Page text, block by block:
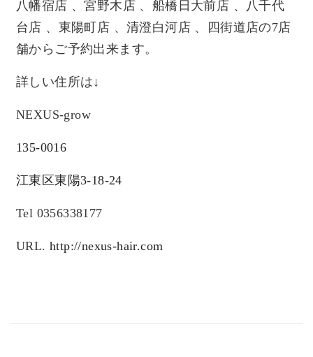
八幡宿店 、宮野木店 、船橋日大前店 、八千代
台店 、東陽町店 、清澄白河店 、四街道店の7店
舗からご予約出来ます。
詳しい住所は↓
NEXUS-grow
135-0016
江東区東陽3-18-24
Tel 0356338177
URL. http://nexus-hair.com